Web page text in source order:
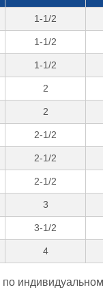
1-1/2
1-1/2
1-1/2
2
2
2-1/2
2-1/2
2-1/2
3
3-1/2
4